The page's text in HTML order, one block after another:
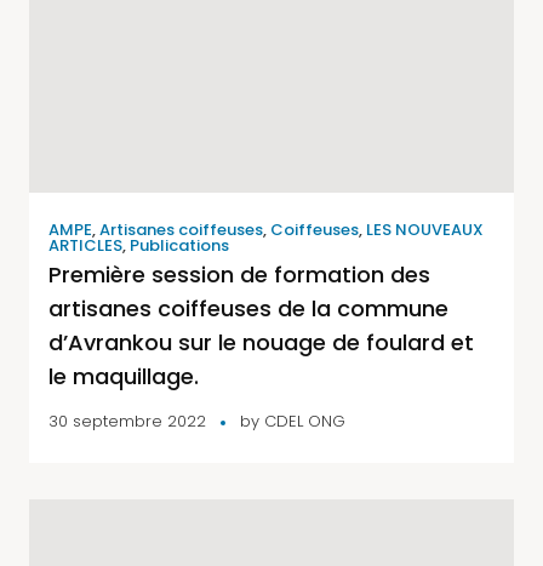
AMPE,Artisanes coiffeuses, Coiffeuses, LES NOUVEAUX
ARTICLES, Publications
Première session de formation des
artisanes coiffeuses de la commune
d’Avrankou sur le nouage de foulard et
le maquillage.
30 septembre 2022 by CDEL ONG